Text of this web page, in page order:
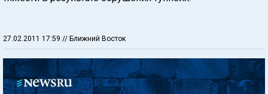
27.02.2011 17:59 // Ближний Восток